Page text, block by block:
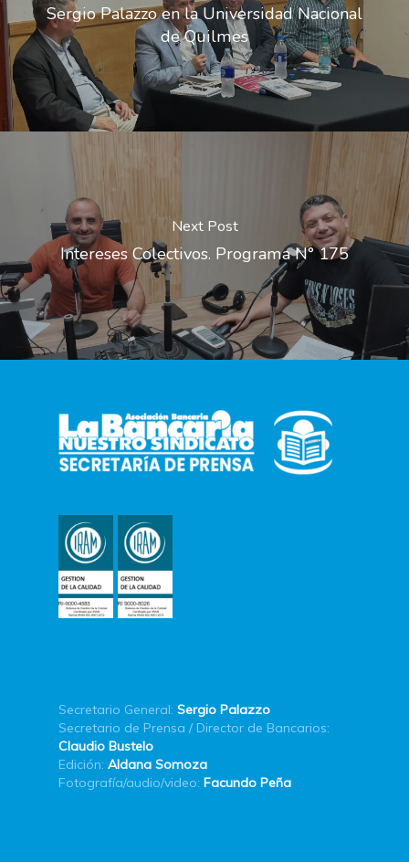
Sergio Palazzo en la Universidad Nacional
de Quilmes
Next Post
Intereses Colectivos. Programa N° 175
Secretario General: Sergio Palazzo
Secretario de Prensa / Director de Bancarios:
Claudio Bustelo
Edición: Aldana Somoza
Fotografía/audio/video: Facundo Peña